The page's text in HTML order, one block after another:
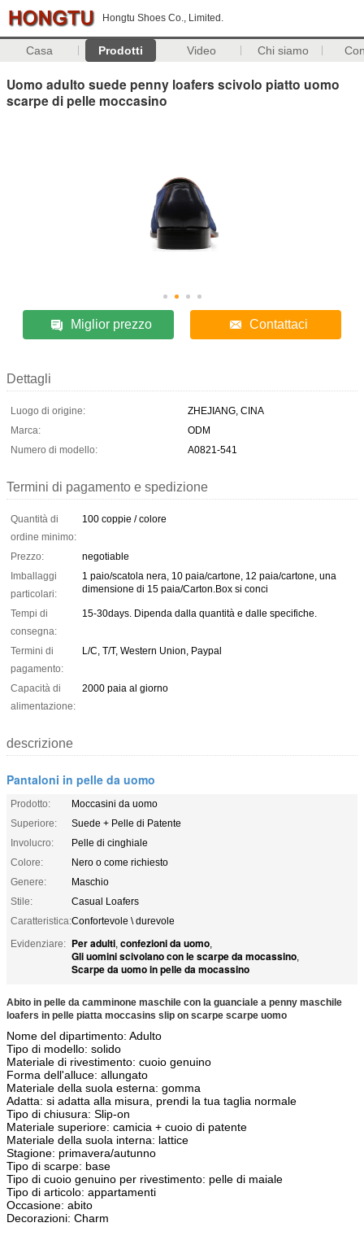
Hongtu Shoes Co., Limited.
Casa Prodotti Video Chi siamo
Uomo adulto suede penny loafers scivolo piatto uomo
scarpe di pelle moccasino
Miglior prezzo Contattaci
Dettagli
Luogo di origine:
ZHEJIANG, CINA
Marca:
ODM
Numero di modello:
A0821-541
Termini di pagamento e spedizione
Quantità di
ordine minimo:
100 coppie / colore
Prezzo:
negotiable
Imballaggi
particolari:
1 paio/scatola nera, 10 paia/cartone, 12 paia/cartone, una
dimensione di 15 paia/Carton.Box si conci
Tempi di
consegna:
15-30days. Dipenda dalla quantità e dalle specifiche.
Termini di
pagamento:
L/C, T/T, Western Union, Paypal
Capacità di
alimentazione:
2000 paia al giorno
descrizione
Pantaloni in pelle da uomo
Prodotto:
Moccasini da uomo
Superiore:
Suede + Pelle di Patente
Involucro:
Pelle di cinghiale
Colore:
Nero o come richiesto
Genere:
Maschio
Stile:
Casual Loafers
Caratteristica:Confortevole \ durevole
Evidenziare: Per adulti, confezioni da uomo,
Gli uomini scivolano con le scarpe da mocassino,
Scarpe da uomo in pelle da mocassino
Abito in pelle da camminone maschile con la guanciale a penny maschile
loafers in pelle piatta moccasins slip on scarpe scarpe uomo
Nome del dipartimento: Adulto
Tipo di modello: solido
Materiale di rivestimento: cuoio genuino
Forma dell'alluce: allungato
Materiale della suola esterna: gomma
Adatta: si adatta alla misura, prendi la tua taglia normale
Tipo di chiusura: Slip-on
Materiale superiore: camicia + cuoio di patente
Materiale della suola interna: lattice
Stagione: primavera/autunno
Tipo di scarpe: base
Tipo di cuoio genuino per rivestimento: pelle di maiale
Tipo di articolo: appartamenti
Occasione: abito
Decorazioni: Charm